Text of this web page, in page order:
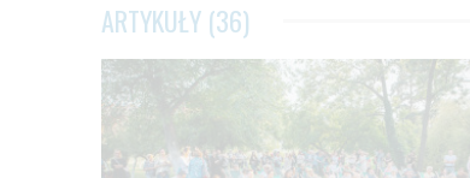
ARTYKUŁY (36)